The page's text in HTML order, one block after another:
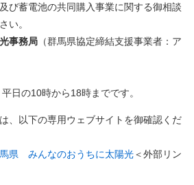
び蓄電池の共同購入事業に関する御相談
い。
事務局 （群馬県協定締結支援事業者：ア
日の10時から18時までです。
、以下の専用ウェブサイトを御確認くだ
県 みんなのおうちに太陽光＜外部リン